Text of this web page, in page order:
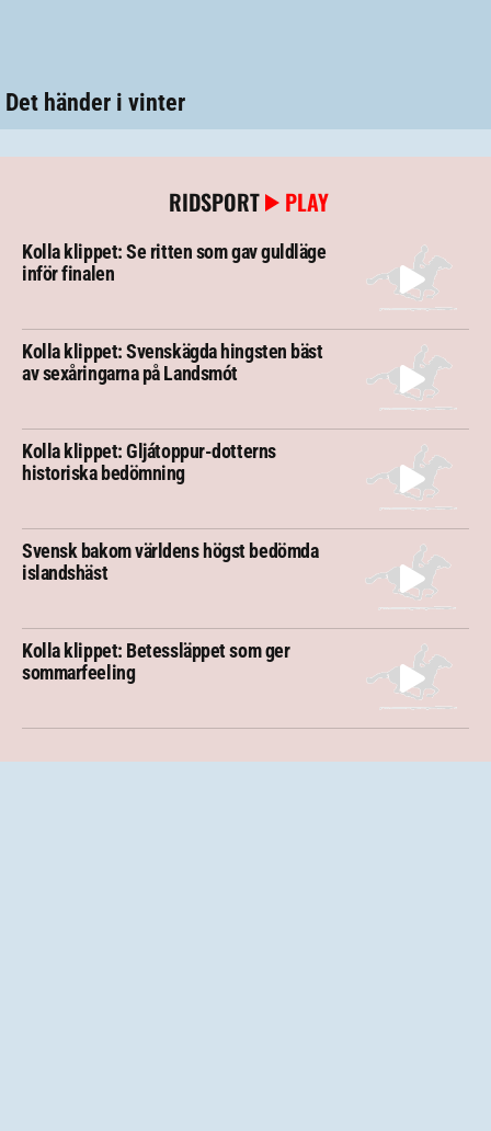
Det händer i vinter
RIDSPORT PLAY
Kolla klippet: Se ritten som gav guldläge
inför finalen
Kolla klippet: Svenskägda hingsten bäst
av sexåringarna på Landsmót
Kolla klippet: Gljátoppur-dotterns
historiska bedömning
Svensk bakom världens högst bedömda
islandshäst
Kolla klippet: Betessläppet som ger
sommarfeeling